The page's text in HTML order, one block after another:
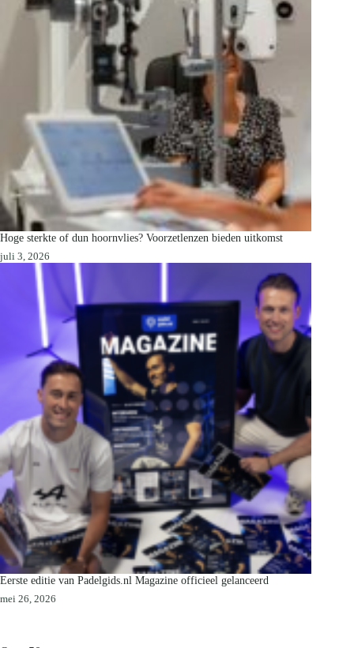
Hoge sterkte of dun hoornvlies? Voorzetlenzen bieden uitkomst
juli 3, 2026
Eerste editie van Padelgids.nl Magazine officieel gelanceerd
mei 26, 2026